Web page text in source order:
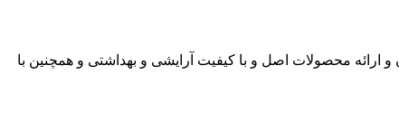
ارائه محصولات اصل و با کیفیت آرایشی و بهداشتی و همچنین با